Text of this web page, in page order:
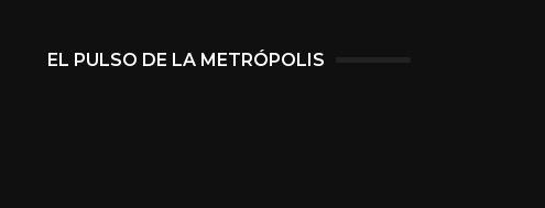
EL PULSO DE LA METRÓPOLIS